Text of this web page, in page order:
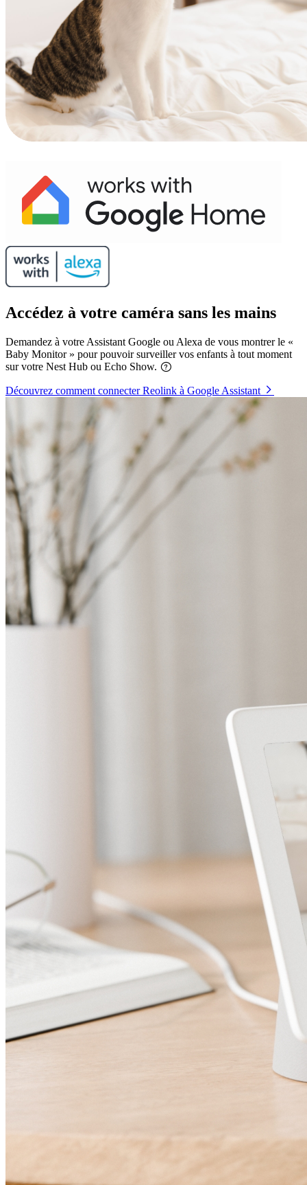
Accédez à votre caméra sans les mains
Demandez à votre Assistant Google ou Alexa de vous montrer le «
Baby Monitor » pour pouvoir surveiller vos enfants à tout moment
sur votre Nest Hub ou Echo Show.
Découvrez comment connecter Reolink à Google Assistant